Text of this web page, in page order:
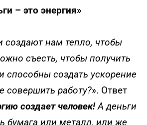
– это энергия»
создают нам тепло, чтобы
съесть, чтобы получить
спо­собны создать ускорение
совершить работу?». Ответ
создает человек!А деньги
бумага или металл, или же